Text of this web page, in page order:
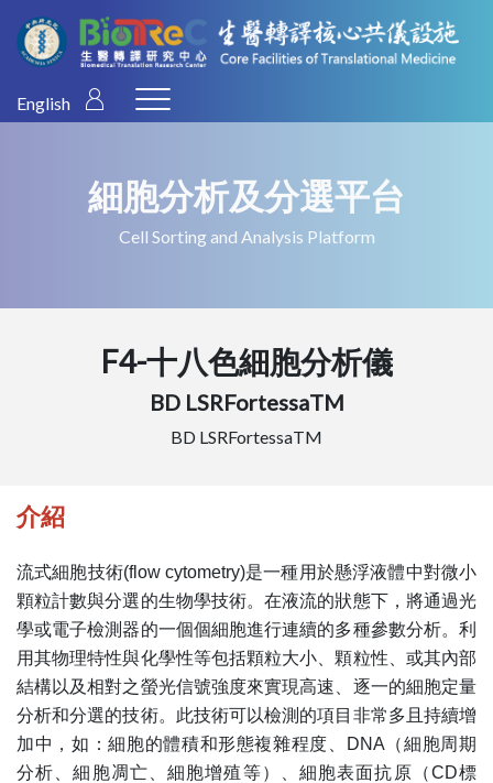
English
細胞分析及分選平台
Cell Sorting and Analysis Platform
F4-十八色細胞分析儀
BD LSRFortessaTM
BD LSRFortessaTM
介紹
流式細胞技術(flow cytometry)是一種用於懸浮液體中對微小
顆粒計數與分選的生物學技術。在液流的狀態下，將通過光
學或電子檢測器的一個個細胞進行連續的多種參數分析。利
用其物理特性與化學性等包括顆粒大小、顆粒性、或其內部
結構以及相對之螢光信號強度來實現高速、逐一的細胞定量
分析和分選的技術。此技術可以檢測的項目非常多且持續增
加中，如：細胞的體積和形態複雜程度、DNA（細胞周期
分析、細胞凋亡、細胞增殖等）、細胞表面抗原（CD標